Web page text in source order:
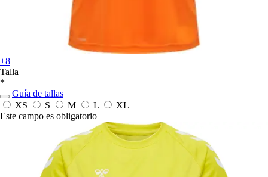
+8
Talla
*
Guía de tallas
XS
S M L
XL
Este campo es obligatorio